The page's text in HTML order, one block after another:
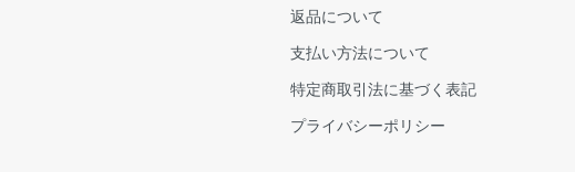
返品について
支払い方法について
特定商取引法に基づく表記
プライバシーポリシー